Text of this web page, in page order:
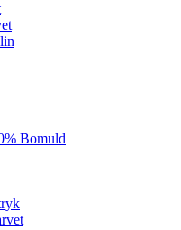
Bomuld